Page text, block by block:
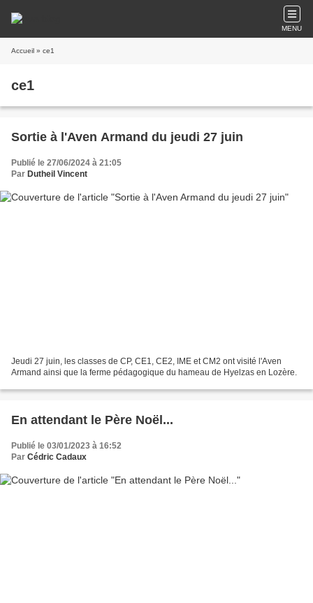
MENU
Accueil » ce1
ce1
Sortie à l'Aven Armand du jeudi 27 juin
Publié le 27/06/2024 à 21:05
Par Dutheil Vincent
Jeudi 27 juin, les classes de CP, CE1, CE2, IME et CM2 ont visité l'Aven
Armand ainsi que la ferme pédagogique du hameau de Hyelzas en Lozère.
En attendant le Père Noël...
Publié le 03/01/2023 à 16:52
Par Cédric Cadaux